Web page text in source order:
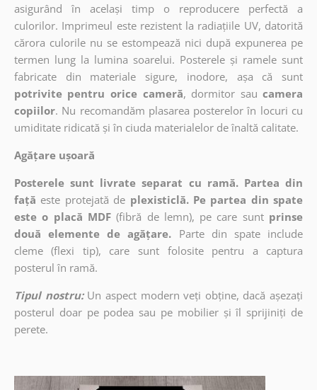
asigurând în același timp o reproducere perfectă a
culorilor. Imprimeul este rezistent la radiațiile UV, datorită
cărora culorile nu se estompează nici după expunerea pe
termen lung la lumina soarelui. Posterele și ramele sunt
fabricate din materiale sigure, inodore, așa că sunt
potrivite pentru orice cameră, dormitor sau camera
copiilor. Nu recomandăm plasarea posterelor în locuri cu
umiditate ridicată și în ciuda materialelor de înaltă calitate.
Agățare ușoară
Posterele sunt livrate separat cu ramă. Partea din
față este protejată de plexisticlă. Pe partea din spate
este o placă MDF (fibră de lemn), pe care sunt prinse
două elemente de agățare. Parte din spate include
cleme (flexi tip), care sunt folosite pentru a captura
posterul în ramă.
Tipul nostru: Un aspect modern veți obține, dacă așezați
posterul doar pe podea sau pe mobilier și îl sprijiniți de
perete.